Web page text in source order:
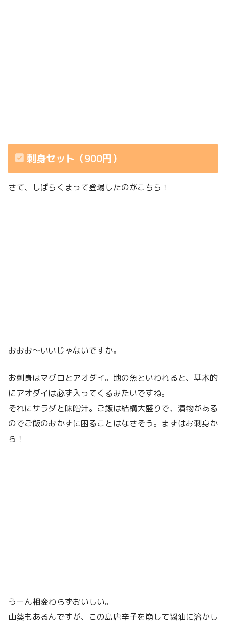
刺身セット（900円）
さて、しばらくまって登場したのがこちら！
おおお〜いいじゃないですか。
お刺身はマグロとアオダイ。地の魚といわれると、基本的
にアオダイは必ず入ってくるみたいですね。
それにサラダと味噌汁。ご飯は結構大盛りで、漬物がある
のでご飯のおかずに困ることはなさそう。まずはお刺身か
ら！
うーん相変わらずおいしい。
山葵もあるんですが、この島唐辛子を崩して醤油に溶かし